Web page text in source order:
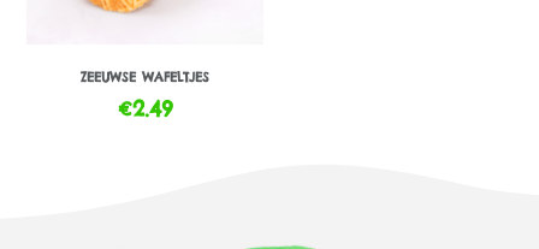
ZEEUWSE WAFELTJES
€2.49